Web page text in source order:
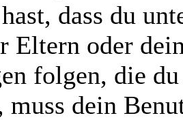
dass du
Eltern oder
folgen, die
muss dein